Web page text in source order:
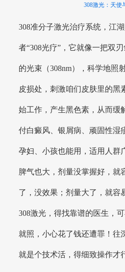
308激光：天使
308准分子激光治疗系统，江
者“308光疗”，它就像一把双
的光束（308nm），科学地照
皮损处，刺激咱们皮肤里的黑
始工作，产生黑色素，从而缓
付白癜风、银屑病、顽固性湿
孕妇、小孩也能用，适用人群
脾气也大，剂量没掌握好，就
了，没效果；剂量大了，就容
308激光，得找靠谱的医生，
就照，小心花了钱还遭罪！往
就是个技术活，得细致操作才